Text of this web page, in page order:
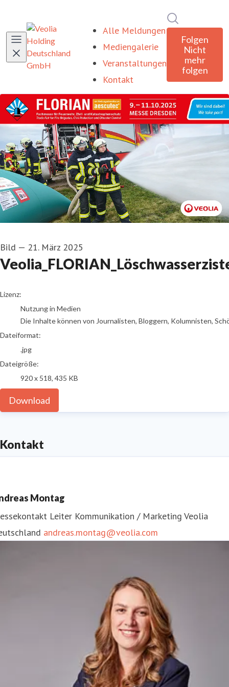
Alle Meldungen
Mediengalerie
Veranstaltungen
Kontakt
Folgen
Nicht
mehr
folgen
Bild — 21. März 2025
go to media item
Lizenz:
Nutzung in Medien
Die Inhalte können von Journalisten, Bloggern, Kolumnisten,
Dateiformat:
.jpg
Dateigröße:
920 x 518, 435 KB
Download
Kontakt
Montag
Leiter Kommunikation / Marketing Veolia
andreas.montag@veolia.com